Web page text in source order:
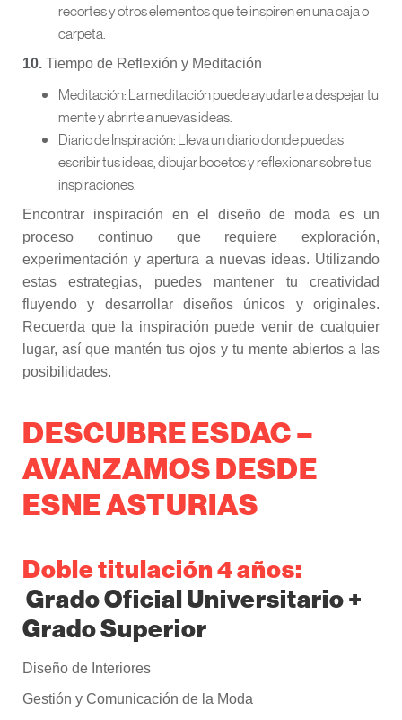
recortes y otros elementos que te inspiren en una caja o
carpeta.
10. Tiempo de Reflexión y Meditación
Meditación: La meditación puede ayudarte a despejar tu
mente y abrirte a nuevas ideas.
Diario de Inspiración: Lleva un diario donde puedas
escribir tus ideas, dibujar bocetos y reflexionar sobre tus
inspiraciones.
Encontrar inspiración en el diseño de moda es un
proceso continuo que requiere exploración,
experimentación y apertura a nuevas ideas. Utilizando
estas estrategias, puedes mantener tu creatividad
fluyendo y desarrollar diseños únicos y originales.
Recuerda que la inspiración puede venir de cualquier
lugar, así que mantén tus ojos y tu mente abiertos a las
posibilidades.
DESCUBRE ESDAC –
AVANZAMOS DESDE
ESNE ASTURIAS
Doble titulación 4 años:
Grado Oficial Universitario +
Grado Superior
Diseño de Interiores
Gestión y Comunicación de la Moda